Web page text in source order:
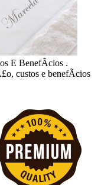
E BenefÃ­cios .
custos e benefÃ­cios